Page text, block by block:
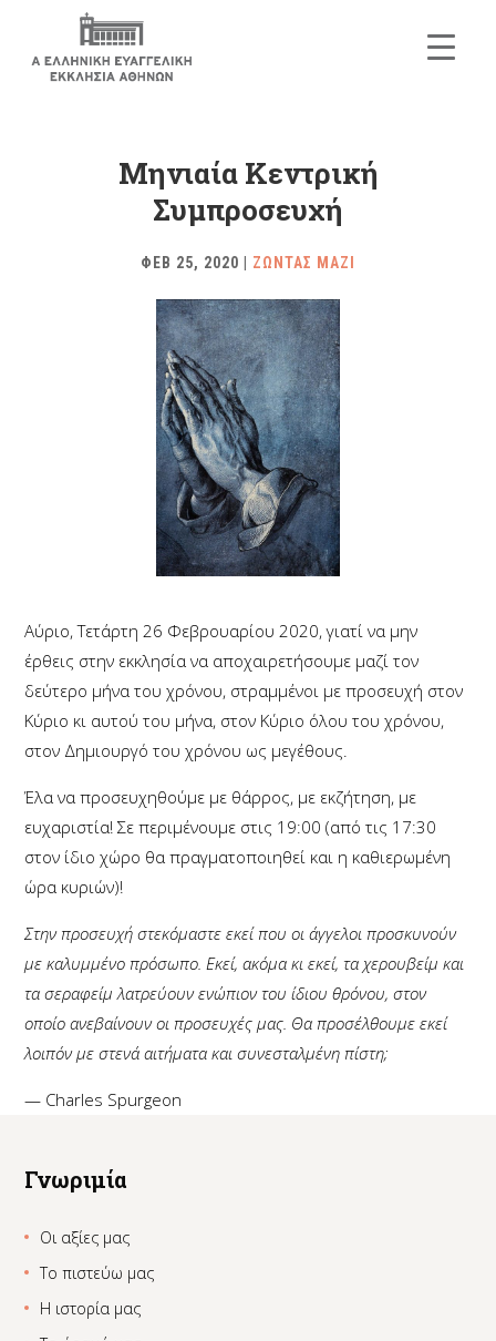
Μηνιαία Κεντρική
Συμπροσευχή
ΦΕΒ 25, 2020 ΖΩΝΤΑΣ ΜΑΖΙ
Αύριο, Τετάρτη 26 Φεβρουαρίου 2020, γιατί να μην
έρθεις στην εκκλησία να αποχαιρετήσουμε μαζί τον
δεύτερο μήνα του χρόνου, στραμμένοι με προσευχή στον
Κύριο κι αυτού του μήνα, στον Κύριο όλου του χρόνου,
στον Δημιουργό του χρόνου ως μεγέθους.
Έλα να προσευχηθούμε με θάρρος, με εκζήτηση, με
ευχαριστία! Σε περιμένουμε στις 19:00 (από τις 17:30
στον ίδιο χώρο θα πραγματοποιηθεί και η καθιερωμένη
ώρα κυριών)!
Στην προσευχή στεκόμαστε εκεί που οι άγγελοι προσκυνούν
με καλυμμένο πρόσωπο. Εκεί, ακόμα κι εκεί, τα χερουβείμ και
τα σεραφείμ λατρεύουν ενώπιον του ίδιου θρόνου, στον
οποίο ανεβαίνουν οι προσευχές μας. Θα προσέλθουμε εκεί
λοιπόν με στενά αιτήματα και συνεσταλμένη πίστη;
— Charles Spurgeon
Γνωριμία
Οι αξίες μας
Το πιστεύω μας
Η ιστορία μας